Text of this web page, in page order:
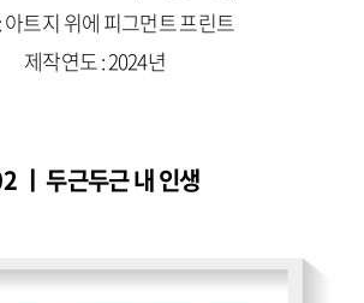
아트지 위에 피그먼트 프린트
제작연도 : 2024년
ㅣ 두근두근 내 인생